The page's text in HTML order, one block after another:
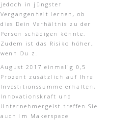
jedoch in jüngster
Vergangenheit lernen, ob
dies Dein Verhältnis zu der
Person schädigen könnte.
Zudem ist das Risiko höher,
wenn Du z.
August 2017 einmalig 0,5
Prozent zusätzlich auf Ihre
Investitionssumme erhalten,
Innovationskraft und
Unternehmergeist treffen Sie
auch im Makerspace